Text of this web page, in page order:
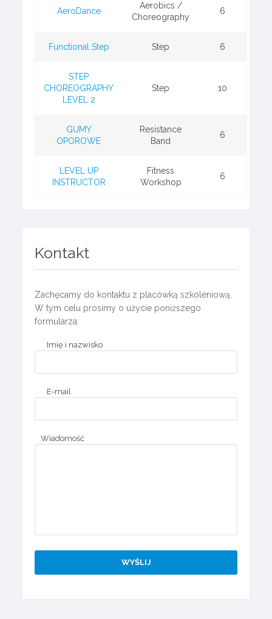
AeroDance
Aerobics /
Choreography
6
Functional Step Step 6
STEP
CHOREOGRAPHY
LEVEL 2
Step 10
GUMY
OPOROWE
Resistance
Band
6
LEVEL UP
INSTRUCTOR
Fitness
Workshop
6
Kontakt
Zachęcamy do kontaktu z placówką szkoleniową.
W tym celu prosimy o użycie poniższego
formularza:
Imię i nazwisko
E-mail
Wiadomość